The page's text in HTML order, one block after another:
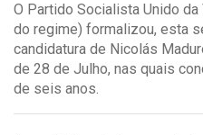
O Partido Socialista Unido da
do regime) formalizou, esta
candidatura de Nicolás
de 28 de Julho, nas quais
de seis anos.